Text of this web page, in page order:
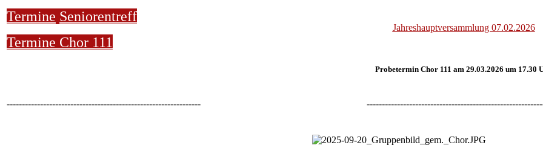
Termine Seniorentreff
Termine Chor 111
Jahreshauptversammlung 07.02.2026
Probetermin Chor 111 am 29.03.2026 um 17.30
----------------------------------------------------------------